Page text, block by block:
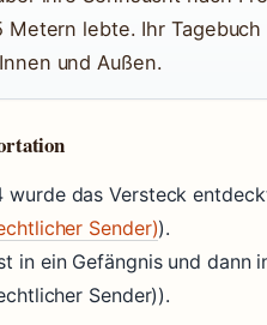
Metern lebte. Ihr
und Außen.
wurde das Versteck
Sender)).
in ein Gefängnis und dann
Sender)).